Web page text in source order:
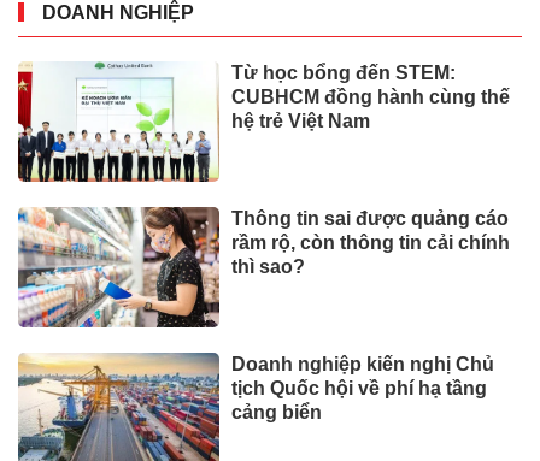
DOANH NGHIỆP
Từ học bổng đến STEM:
CUBHCM đồng hành cùng thế
hệ trẻ Việt Nam
Thông tin sai được quảng cáo
rầm rộ, còn thông tin cải chính
thì sao?
Doanh nghiệp kiến nghị Chủ
tịch Quốc hội về phí hạ tầng
cảng biển